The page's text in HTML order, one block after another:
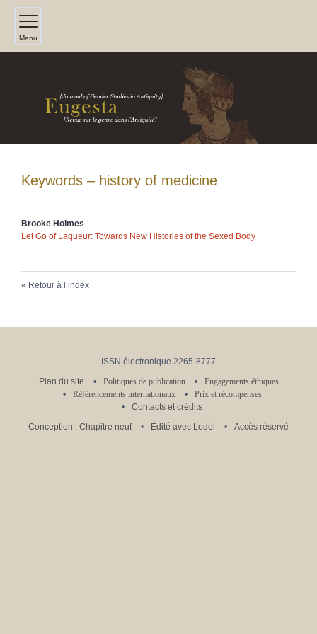
Menu
Keywords – history of medicine
Brooke Holmes
Let Go of Laqueur: Towards New Histories of the Sexed Body
Retour à l’index
ISSN électronique 2265-8777
Plan du site
Politiques de publication
Engagements éthiques
Référencements internationaux
Prix et récompenses
Contacts et crédits
Conception : Chapitre neuf
Édité avec Lodel Accès réservé